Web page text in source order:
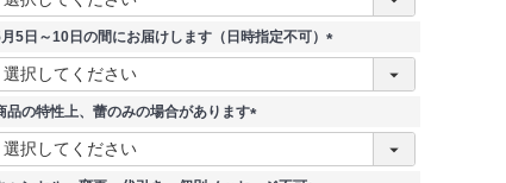
必
須
5日～10日の間にお届けします（日時指定不可）
(
品の特性上、蕾のみの場合があります
(